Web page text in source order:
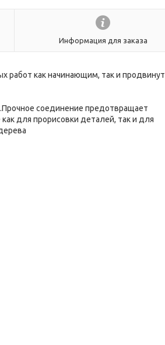
Информация для заказа
работ как начинающим, так и
соединение предотвращает
для прорисовки деталей, так и для